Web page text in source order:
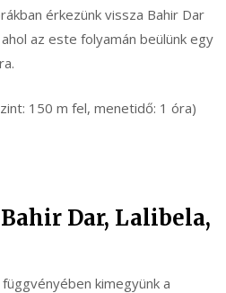
érkezünk vissza Bahir Dar
az este folyamán beülünk egy
150 m fel, menetidő: 1 óra)
Dar, Lalibela,
kimegyünk a